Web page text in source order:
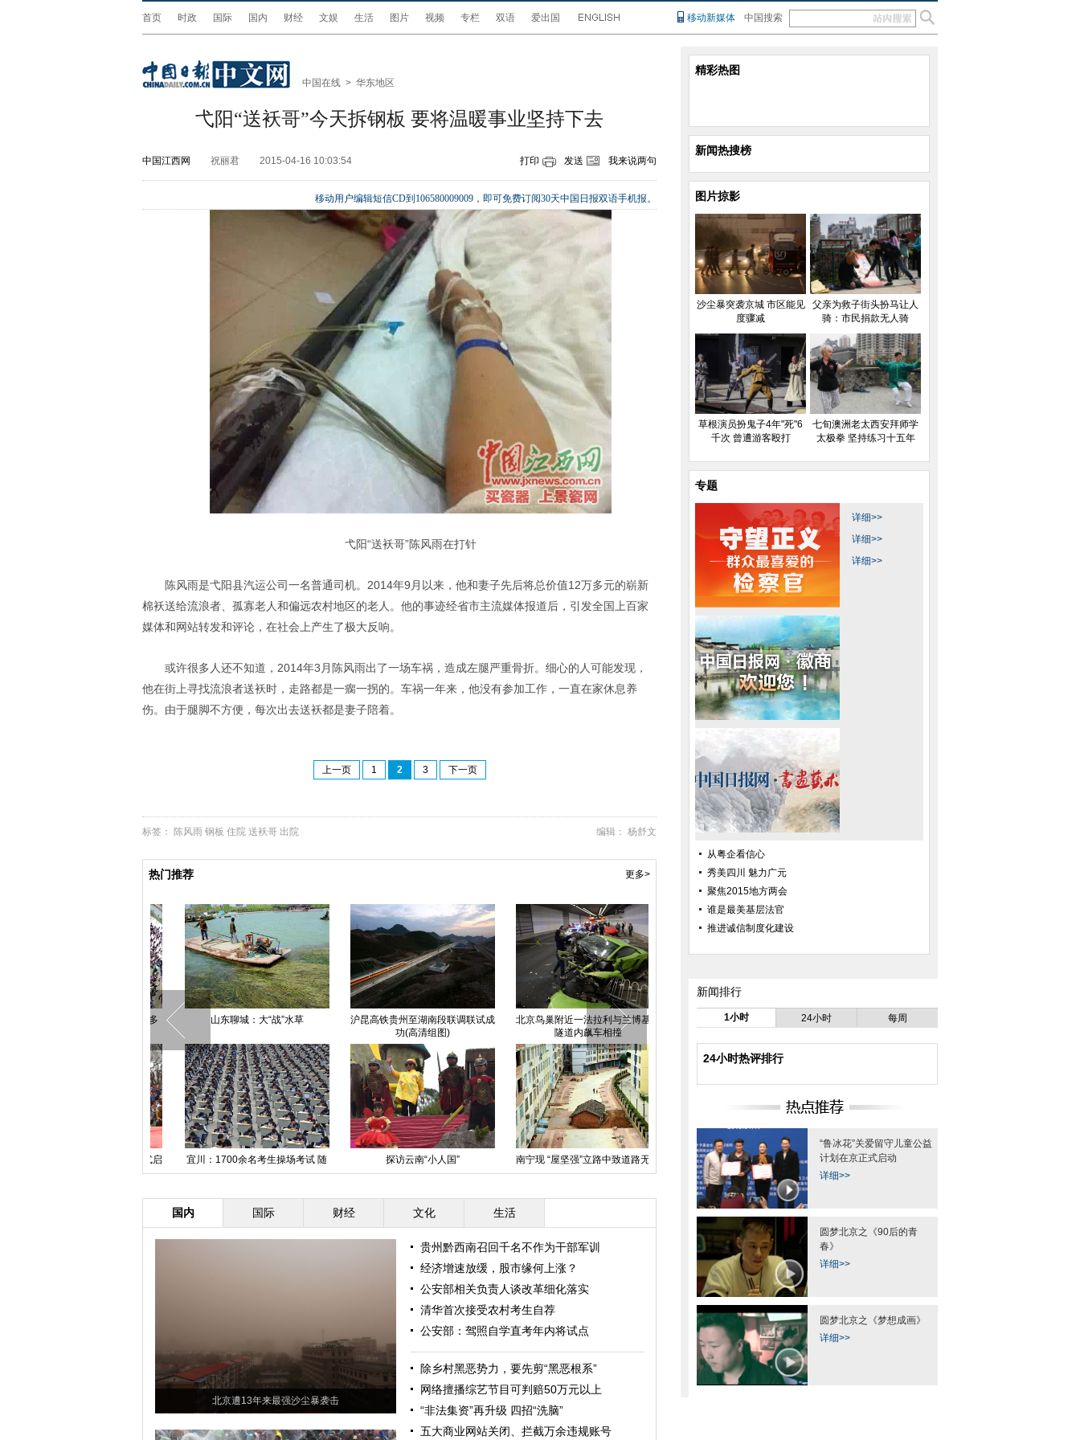
首页 时政 国际 国内 财经 文娱 生活 图片 视频 专栏 双语 爱出国 移动新媒体 中国搜索
中国在线 > 华东地区
弋阳“送袄哥”今天拆钢板 要将温暖事业坚持下去
中国江西网 祝丽君 2015-04-16 10:03:54 打印 发送 我来说两句
移动用户编辑短信CD到106580009009，即可免费订阅30天中国日报双语手机报。
弋阳“送袄哥”陈风雨在打针
陈风雨是弋阳县汽运公司一名普通司机。2014年9月以来，他和妻子先后将总价值12万多元的崭新
棉袄送给流浪者、孤寡老人和偏远农村地区的老人。他的事迹经省市主流媒体报道后，引发全国上百家
媒体和网站转发和评论，在社会上产生了极大反响。
或许很多人还不知道，2014年3月陈风雨出了一场车祸，造成左腿严重骨折。细心的人可能发现，
他在街上寻找流浪者送袄时，走路都是一瘸一拐的。车祸一年来，他没有参加工作，一直在家休息养
伤。由于腿脚不方便，每次出去送袄都是妻子陪着。
上一页 1 2 3 下一页
编辑： 杨舒文
标签： 陈风雨 钢板 住院 送袄哥 出院
热门推荐 更多>
沙尘暴突袭京城 市区能见度骤减
父亲为救子街头扮马让人骑：市民
七旬澳洲老太西安拜师学太极拳
坚持练习十五年
乐视超级手机首发 打造全明星阵
山东聊城：大“战”水草
沪昆高铁贵州至湖南段联调联试成
功(高清组图)
北京鸟巢附近一法拉利与兰博基尼
隧道内飙车相撞
宜川：1700余名考生操场考试 随
光照改变座位方向
探访云南“小人国”
南宁现 “屋坚强”立路中致道路无法
修整
国内 国际 财经 文化 生活
北京遭13年来最强沙尘暴袭击
贵州黔西南召回千名不作为干部军训
经济增速放缓，股市缘何上涨？
公安部相关负责人谈改革细化落实
清华首次接受农村考生自荐
公安部：驾照自学直考年内将试点
除乡村黑恶势力，要先剪“黑恶根系”
网络擅播综艺节目可判赔50万元以上
“非法集资”再升级 四招“洗脑”
五大商业网站关闭、拦截万余违规账号
精彩热图
新闻热搜榜
图片掠影
沙尘暴突袭京城 市区能见
度骤减
父亲为救子街头扮马让人
骑：市民捐款无人骑
草根演员扮鬼子4年"死"6
千次 曾遭游客殴打
七旬澳洲老太西安拜师学
太极拳 坚持练习十五年
专题
详细>>
详细>>
详细>>
从粤企看信心
秀美四川 魅力广元
聚焦2015地方两会
谁是最美基层法官
推进诚信制度化建设
新闻排行
1小时 24小时 每周
24小时热评排行
“鲁冰花”关爱留守儿童公益
计划在京正式启动
详细>>
圆梦北京之《90后的青
春》
详细>>
圆梦北京之《梦想成画》
详细>>